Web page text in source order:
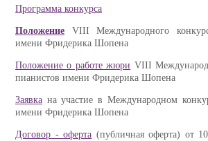
Программа конкурса
Положение
VIII Международного
имени Фридерика Шопена
Положение о работе жюри VIII
пианистов имени Фридерика Шопена
Заявка на участие в Международном
имени Фридерика Шопена
Договор - оферта (публичная оферта) от